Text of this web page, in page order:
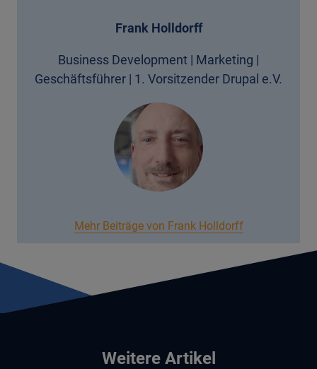
Frank Holldorff
Business Development | Marketing |
Geschäftsführer | 1. Vorsitzender Drupal e.V.
Mehr Beiträge von Frank Holldorff
Weitere Artikel